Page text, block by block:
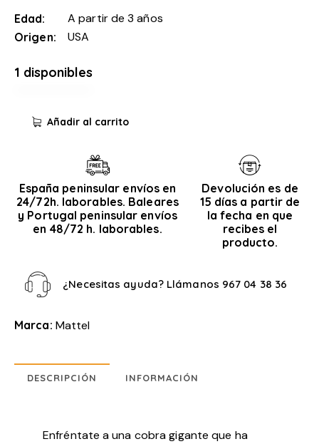
Edad A partir de 3 años
Origen USA
1 disponibles
Añadir al carrito
España peninsular envíos en
24/72h. laborables. Baleares
y Portugal peninsular envíos
en 48/72 h. laborables.
Devolución es de
15 días a partir de
la fecha en que
recibes el
producto.
¿Necesitas ayuda? Llámanos 967 04 38 36
Marca: Mattel
DESCRIPCIÓN INFORMACIÓN
Enfréntate a una cobra gigante que ha